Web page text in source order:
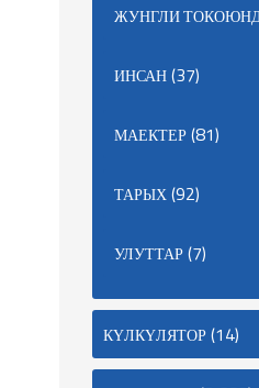
ЖУНГЛИ
ИНСАН(37)
МАЕКТЕР(81)
ТАРЫХ(92)
УЛУТТАР(7)
КҮЛКҮЛЯТОР(14)